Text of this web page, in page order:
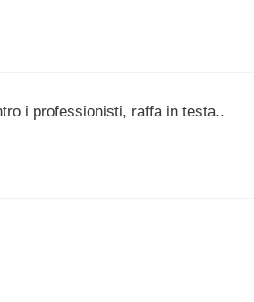
i professionisti, raffa in testa..